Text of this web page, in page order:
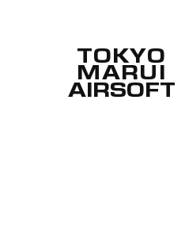
TOKYO
MARUI
AIRSOFT